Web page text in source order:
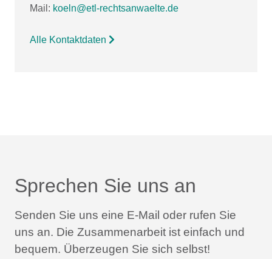
Mail: koeln@etl-rechtsanwaelte.de
Alle Kontaktdaten
Sprechen Sie uns an
Senden Sie uns eine E-Mail oder rufen Sie
uns an. Die Zusammenarbeit ist einfach und
bequem. Überzeugen Sie sich selbst!